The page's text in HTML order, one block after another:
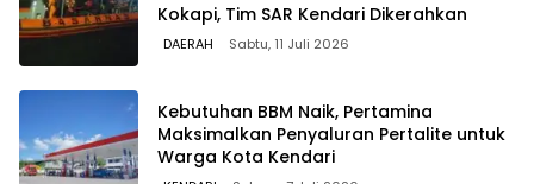
Kokapi, Tim SAR Kendari Dikerahkan
DAERAH Sabtu, 11 Juli 2026
Kebutuhan BBM Naik, Pertamina
Maksimalkan Penyaluran Pertalite untuk
Warga Kota Kendari